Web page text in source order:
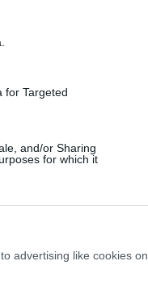
for Targeted
and/or Sharing
for which it
advertising like cookies on
lehet.
ugyanis
NKI oldalán
hivatkozik-a-